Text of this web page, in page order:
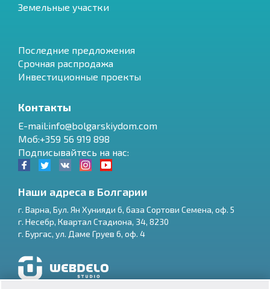
$
Земельные участки
Последние предложения
Срочная распродажа
Инвестиционные проекты
Контакты
E-mail:info@bolgarskiydom.com
Моб:+359 56 919 898
Подписывайтесь на нас:
Наши адреса в Болгарии
г. Варна, Бул. Ян Хунияди 6, база Сортови Семена, оф. 5
г. Несебр, Квартал Стадиона, 34, 8230
г. Бургас, ул. Даме Груев 6, оф. 4